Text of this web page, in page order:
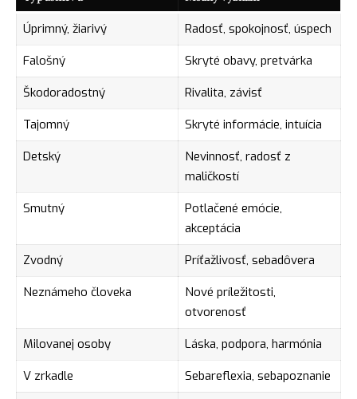
Úprimný, žiarivý
Radosť, spokojnosť, úspech
Falošný
Skryté obavy, pretvárka
Škodoradostný
Rivalita, závisť
Tajomný
Skryté informácie, intuícia
Detský
Nevinnosť, radosť z
maličkostí
Smutný
Potlačené emócie,
akceptácia
Zvodný
Príťažlivosť, sebadôvera
Neznámeho človeka
Nové príležitosti,
otvorenosť
Milovanej osoby
Láska, podpora, harmónia
V zrkadle
Sebareflexia, sebapoznanie